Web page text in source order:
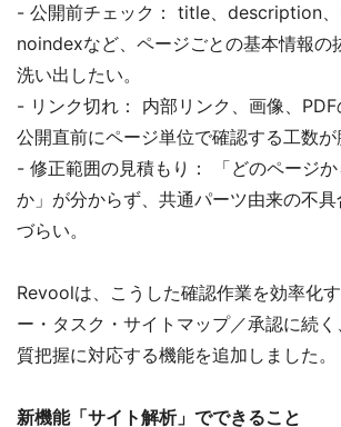
- 公開前チェック： title、description、
noindexなど、ページごとの基本情報の
洗い出したい。
- リンク切れ： 内部リンク、画像、PDF
公開直前にページ単位で確認する工数が
- 修正範囲の見積もり： 「どのページ
か」が分からず、共通パーツ由来の不
づらい。
Revoolは、こうした確認作業を効率化
ー・タスク・サイトマップ／承認に続
質把握に対応する機能を追加しました。
新機能「サイト解析」でできること